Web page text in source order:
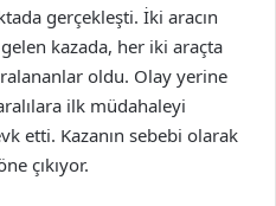
gerçekleşti. İki aracın
kazada, her iki araçta
oldu. Olay yerine
ilk müdahaleyi
etti. Kazanın sebebi olarak
çıkıyor.